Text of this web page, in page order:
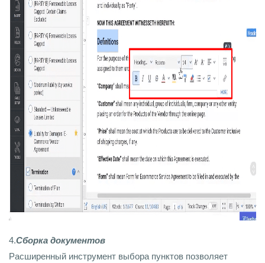
4.Сборка документов
Расширенный инструмент выбора пунктов позволяет